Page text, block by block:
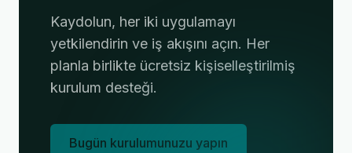
Kaydolun, her iki uygulamayı
yetkilendirin ve iş akışını açın. Her
planla birlikte ücretsiz kişiselleştirilmiş
kurulum desteği.
Bugün kurulumunuzu yapın